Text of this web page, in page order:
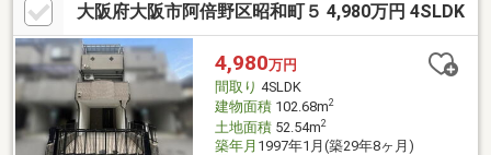
大阪府大阪市阿倍野区昭和町５ 4,980万円 4SLDK
4,980万円
間取り 4SLDK
建物面積102.68m2
土地面積52.54m2
築年月 1997年1月(築29年8ヶ月)